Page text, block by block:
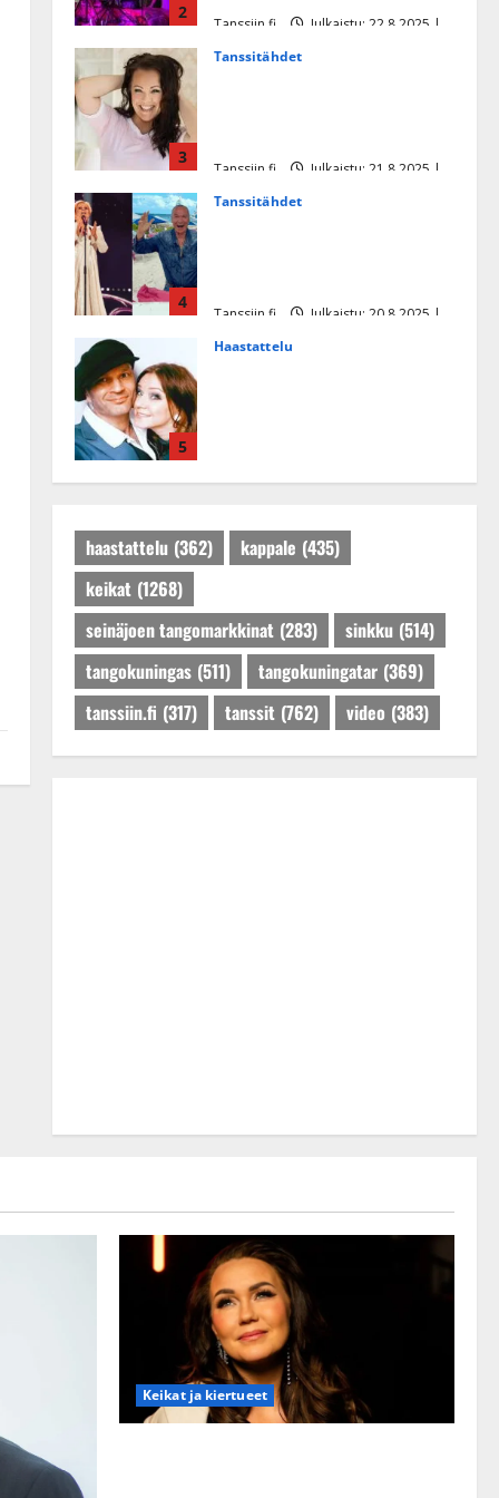
2
Tanssiin.fi
Julkaistu: 22.8.2025 |
3
Tanssitähdet
Tanssiin.fi
Julkaistu: 21.8.2025 |
4
Tanssitähdet
Tanssiin.fi
Julkaistu: 20.8.2025 |
5
Haastattelu
Tanssiin.fi
Julkaistu: 27.4.2025 |
haastattelu (362) kappale (435)
keikat (1268)
seinäjoen tangomarkkinat (283) sinkku (514)
tangokuningas (511) tangokuningatar (369)
tanssiin.fi (317) tanssit (762) video (383)
Keikat ja kiertueet